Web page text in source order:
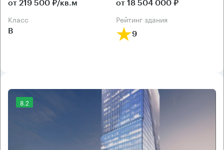
от 219 500 ₽/кв.м от 18 504 000 ₽
класс
B
рейтинг здания
9
8.2